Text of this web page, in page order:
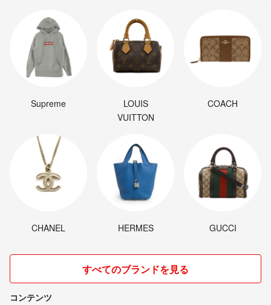
Supreme
LOUIS
VUITTON
COACH
CHANEL HERMES GUCCI
すべてのブランドを見る
コンテンツ